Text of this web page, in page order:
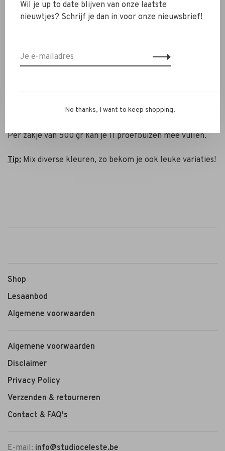
doopsuikerdoosje, flesjes of potjes! We hebben ze in
diverse kleuren. Bij Studio Celeste hebben wij een groot
badzout komt mooi uit in proefbuisjes of flesjes. Deze
kan je allemaal terugvinden op onze webshop. Bekijk
Per zakje van 500 gr kan je 11 proefbuizen mee vullen.
Tip: Mix diverse kleuren, zo bekom je ook leuke variaties!
Shop
Lesaanbod
Algemene voorwaarden
Algemene voorwaarden
Disclaimer
Privacy Policy
Verzenden & retourneren
Contact & FAQ's
E-mail: info@studioceleste.be
Wil je up to date blijven van onze laatste
nieuwtjes? Schrijf je dan in voor onze nieuwsbrief!
No thanks, I want to keep shopping.